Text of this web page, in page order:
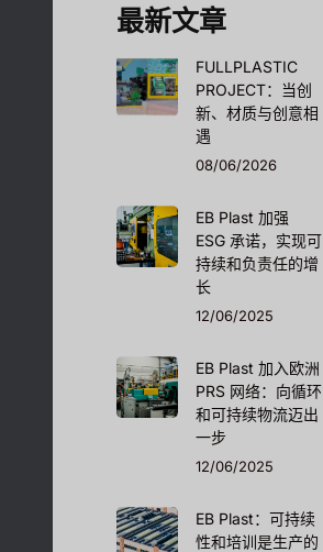
最新文章
FULLPLASTIC
PROJECT：当创
新、材质与创意相
遇
08/06/2026
EB Plast 加强
ESG 承诺，实现可
持续和负责任的增
长
12/06/2025
EB Plast 加入欧洲
PRS 网络：向循环
和可持续物流迈出
一步
12/06/2025
EB Plast：可持续
性和培训是生产的